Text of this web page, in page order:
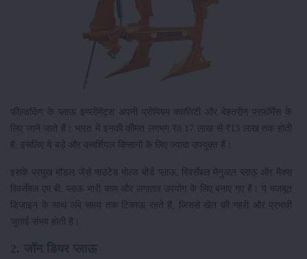
फील्डकिंग के प्लाऊ इम्प्लीमेंट्स अपनी प्रीमियम क्वालिटी और बेहतरीन परफॉर्मेंस के
लिए जाने जाते हैं। भारत में इनकी कीमत लगभग ₹8.17 लाख से ₹13 लाख तक होती
है, इसलिए ये बड़े और कमर्शियल किसानों के लिए ज्यादा उपयुक्त हैं।
इसके प्रमुख मॉडल जैसे माउंटेड मोल्ड बोर्ड प्लाऊ, रिवर्सेबल मैनुअल प्लाऊ और मैक्स
रिवर्सेबल एम.बी. प्लाऊ भारी काम और लगातार उपयोग के लिए बनाए गए हैं। ये मजबूत
डिजाइन के साथ लंबे समय तक टिकाऊ रहते हैं, जिससे खेत की गहरी और प्रभावी
जुताई संभव होती है।